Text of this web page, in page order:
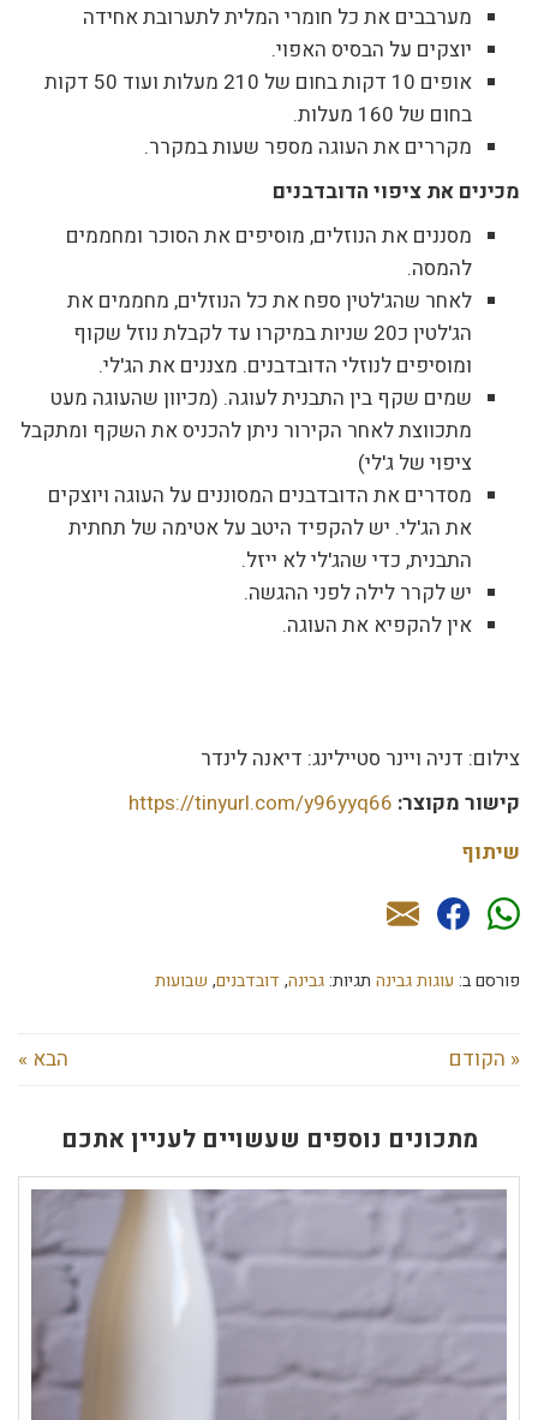
מערבבים את כל חומרי המלית לתערובת אחידה
יוצקים על הבסיס האפוי.
אופים 10 דקות בחום של 210 מעלות ועוד 50 דקות
בחום של 160 מעלות.
מקררים את העוגה מספר שעות במקרר.
מכינים את ציפוי הדובדבנים
מסננים את הנוזלים, מוסיפים את הסוכר ומחממים
להמסה.
לאחר שהג'לטין ספח את כל הנוזלים, מחממים את
הג'לטין כ20 שניות במיקרו עד לקבלת נוזל שקוף
ומוסיפים לנוזלי הדובדבנים. מצננים את הג'לי.
שמים שקף בין התבנית לעוגה. (מכיוון שהעוגה מעט
מתכווצת לאחר הקירור ניתן להכניס את השקף ומתקבל
ציפוי של ג'לי)
מסדרים את הדובדבנים המסוננים על העוגה ויוצקים
את הג'לי. יש להקפיד היטב על אטימה של תחתית
התבנית, כדי שהג'לי לא ייזל.
יש לקרר לילה לפני ההגשה.
אין להקפיא את העוגה.
צילום: דניה ויינר סטיילינג: דיאנה לינדר
קישור מקוצר: https://tinyurl.com/y96yyq66
שיתוף
פורסם ב: עוגות גבינה תגיות:גבינה, דובדבנים, שבועות
« הקודם הבא »
מתכונים נוספים שעשויים לעניין אתכם